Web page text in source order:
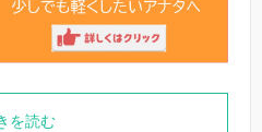
を読む